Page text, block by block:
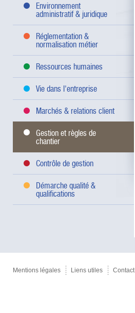
Environnement
administratif & juridique
Réglementation &
normalisation métier
Ressources humaines
Vie dans l'entreprise
Marchés & relations client
Gestion et règles de
chantier
Contrôle de gestion
Démarche qualité &
qualifications
Mentions légales Liens utiles Contact